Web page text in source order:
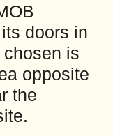
doors in
is
opposite
the